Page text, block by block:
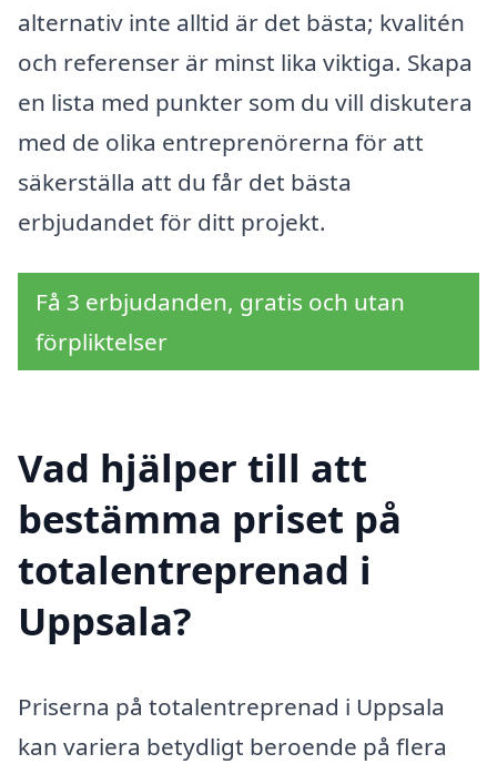
alternativ inte alltid är det bästa; kvalitén
och referenser är minst lika viktiga. Skapa
en lista med punkter som du vill diskutera
med de olika entreprenörerna för att
säkerställa att du får det bästa
erbjudandet för ditt projekt.
Få 3 erbjudanden, gratis och utan
förpliktelser
Vad hjälper till att
bestämma priset på
totalentreprenad i
Uppsala?
Priserna på totalentreprenad i Uppsala
kan variera betydligt beroende på flera